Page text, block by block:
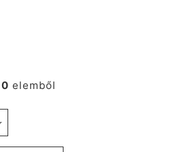
0 elemből